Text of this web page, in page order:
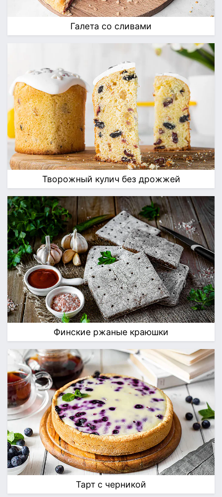
Галета со сливами
Творожный кулич без дрожжей
Финские ржаные краюшки
Тарт с черникой